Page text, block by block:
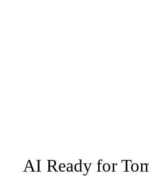
AI Ready for